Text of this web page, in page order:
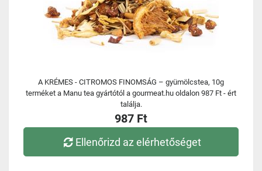
A KRÉMES - CITROMOS FINOMSÁG – gyümölcstea, 10g
terméket a Manu tea gyártótól a gourmeat.hu oldalon 987 Ft - ért
találja.
987 Ft
Ellenőrizd az elérhetőséget